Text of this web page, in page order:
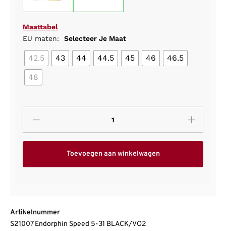
Maattabel
EU maten:
Selecteer Je Maat
42.5 43 44 44.5 45 46
46.5
48
Toevoegen aan winkelwagen
Artikelnummer
S21007 Endorphin Speed 5-31 BLACK/VO2